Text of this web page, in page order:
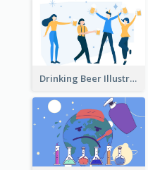
Drinking Beer Illustration